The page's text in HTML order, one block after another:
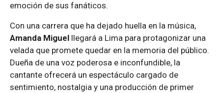
emoción de sus fanáticos.
Con una carrera que ha dejado huella en la música,
Amanda Miguel llegará a Lima para protagonizar una
velada que promete quedar en la memoria del público.
Dueña de una voz poderosa e inconfundible, la
cantante ofrecerá un espectáculo cargado de
sentimiento, nostalgia y una producción de primer